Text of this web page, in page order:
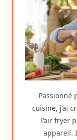
Passionné
cuisine, j’ai
l’air fryer
appareil.